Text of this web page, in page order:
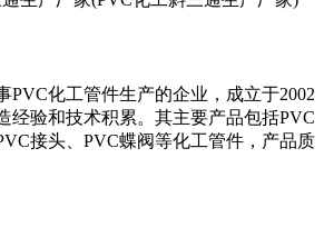
PVC化工管件生产的企业，成立于2002
经验和技术积累。其主要产品包括PVC
接头、PVC蝶阀等化工管件，产品质